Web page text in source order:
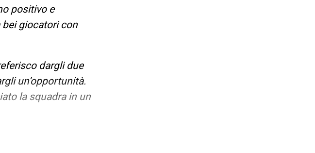
positivo e
giocatori con
dargli due
un’opportunità.
la squadra in un